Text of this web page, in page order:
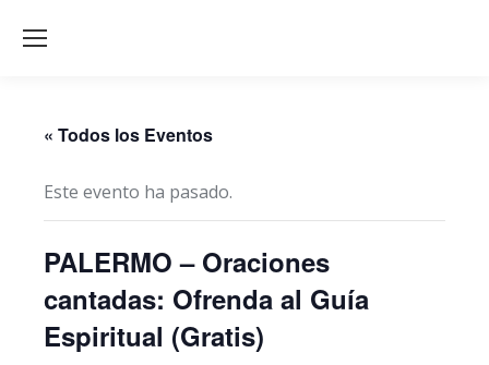
« Todos los Eventos
Este evento ha pasado.
PALERMO – Oraciones
cantadas: Ofrenda al Guía
Espiritual (Gratis)